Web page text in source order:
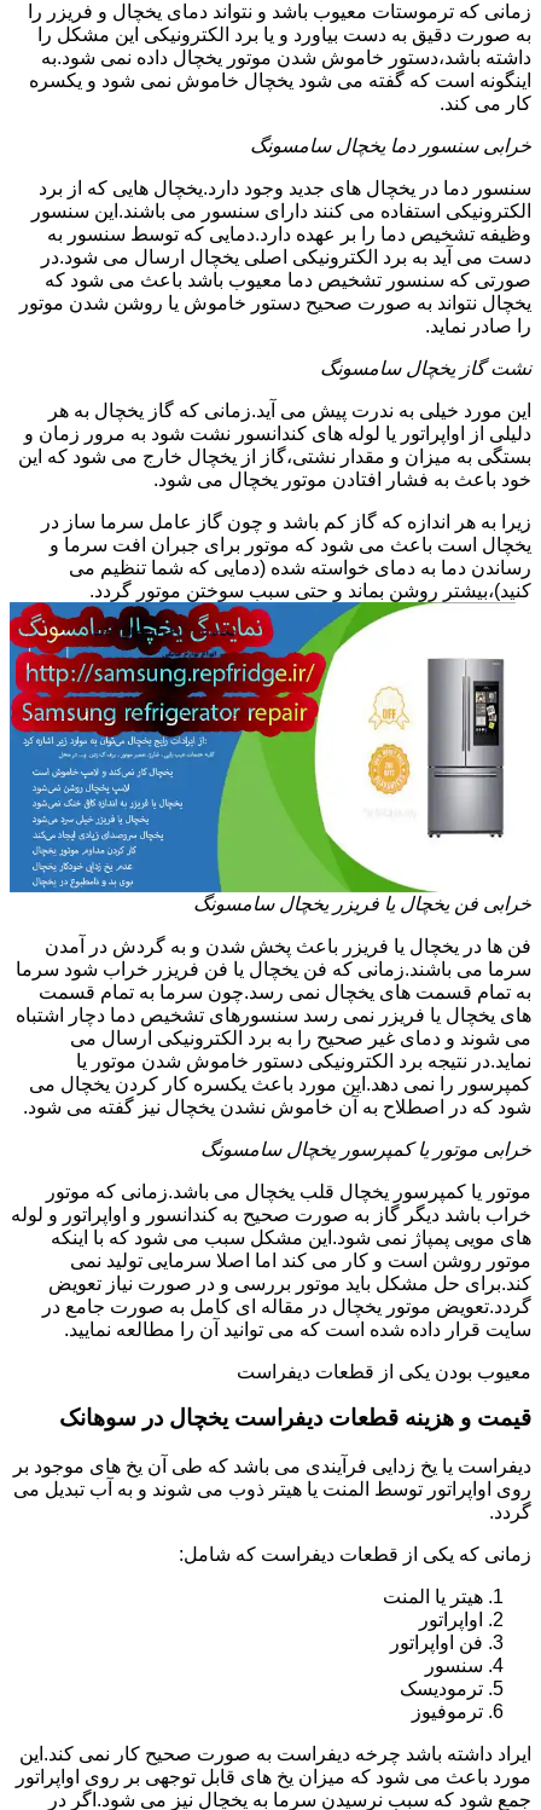
زمانی که ترموستات معیوب باشد و نتواند دمای یخچال و فریزر را
به صورت دقیق به دست بیاورد و یا برد الکترونیکی این مشکل را
داشته باشد،دستور خاموش شدن موتور یخچال داده نمی شود.به
اینگونه است که گفته می شود یخچال خاموش نمی شود و یکسره
کار می کند.
خرابی سنسور دما یخچال سامسونگ
سنسور دما در یخچال های جدید وجود دارد.یخچال هایی که از برد
الکترونیکی استفاده می کنند دارای سنسور می باشند.این سنسور
وظیفه تشخیص دما را بر عهده دارد.دمایی که توسط سنسور به
دست می آید به برد الکترونیکی اصلی یخچال ارسال می شود.در
صورتی که سنسور تشخیص دما معیوب باشد باعث می شود که
یخچال نتواند به صورت صحیح دستور خاموش یا روشن شدن موتور
را صادر نماید.
نشت گاز یخچال سامسونگ
این مورد خیلی به ندرت پیش می آید.زمانی که گاز یخچال به هر
دلیلی از اواپراتور یا لوله های کندانسور نشت شود به مرور زمان و
بستگی به میزان و مقدار نشتی،گاز از یخچال خارج می شود که این
خود باعث به فشار افتادن موتور یخچال می شود.
زیرا به هر اندازه که گاز کم باشد و چون گاز عامل سرما ساز در
یخچال است باعث می شود که موتور برای جبران افت سرما و
رساندن دما به دمای خواسته شده (دمایی که شما تنظیم می
کنید)،بیشتر روشن بماند و حتی سبب سوختن موتور گردد.
خرابی فن یخچال یا فریزر یخچال سامسونگ
فن ها در یخچال یا فریزر باعث پخش شدن و به گردش در آمدن
سرما می باشند.زمانی که فن یخچال یا فن فریزر خراب شود سرما
به تمام قسمت های یخچال نمی رسد.چون سرما به تمام قسمت
های یخچال یا فریزر نمی رسد سنسورهای تشخیص دما دچار اشتباه
می شوند و دمای غیر صحیح را به برد الکترونیکی ارسال می
نماید.در نتیجه برد الکترونیکی دستور خاموش شدن موتور یا
کمپرسور را نمی دهد.این مورد باعث یکسره کار کردن یخچال می
شود که در اصطلاح به آن خاموش نشدن یخچال نیز گفته می شود.
خرابی موتور یا کمپرسور یخچال سامسونگ
موتور یا کمپرسور یخچال قلب یخچال می باشد.زمانی که موتور
خراب باشد دیگر گاز به صورت صحیح به کندانسور و اواپراتور و لوله
های مویی پمپاژ نمی شود.این مشکل سبب می شود که با اینکه
موتور روشن است و کار می کند اما اصلا سرمایی تولید نمی
کند.برای حل مشکل باید موتور بررسی و در صورت نیاز تعویض
گردد.تعویض موتور یخچال در مقاله ای کامل به صورت جامع در
سایت قرار داده شده است که می توانید آن را مطالعه نمایید.
معیوب بودن یکی از قطعات دیفراست
قیمت و هزینه قطعات دیفراست یخچال در سوهانک
دیفراست یا یخ زدایی فرآیندی می باشد که طی آن یخ های موجود بر
روی اواپراتور توسط المنت یا هیتر ذوب می شوند و به آب تبدیل می
گردد.
زمانی که یکی از قطعات دیفراست که شامل:
هیتر یا المنت
اواپراتور
فن اواپراتور
سنسور
ترمودیسک
ترموفیوز
ایراد داشته باشد چرخه دیفراست به صورت صحیح کار نمی کند.این
مورد باعث می شود که میزان یخ های قابل توجهی بر روی اواپراتور
جمع شود که سبب نرسیدن سرما به یخچال نیز می شود.اگر در